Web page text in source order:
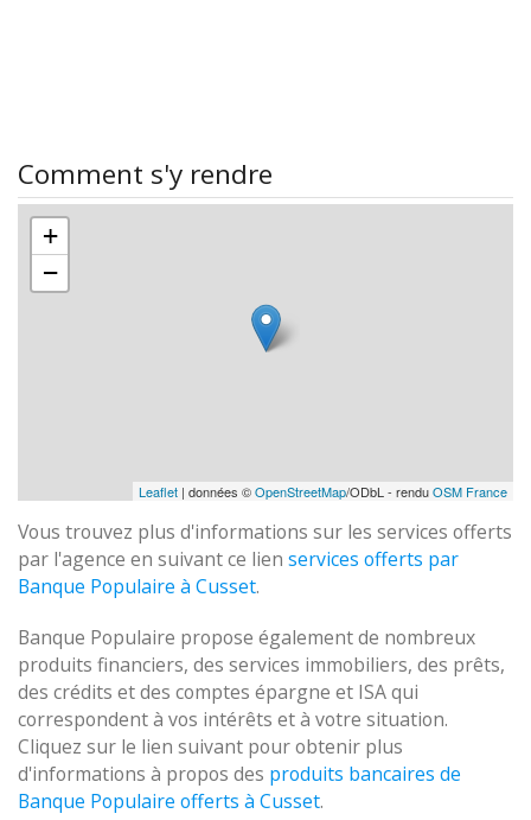
Comment s'y rendre
+
−
Leaflet | données ©OpenStreetMap/ODbL - renduOSM France
Vous trouvez plus d'informations sur les services offerts
par l'agence en suivant ce lien services offerts par
Banque Populaire à Cusset.
Banque Populaire propose également de nombreux
produits financiers, des services immobiliers, des prêts,
des crédits et des comptes épargne et ISA qui
correspondent à vos intérêts et à votre situation.
Cliquez sur le lien suivant pour obtenir plus
d'informations à propos des produits bancaires de
Banque Populaire offerts à Cusset.